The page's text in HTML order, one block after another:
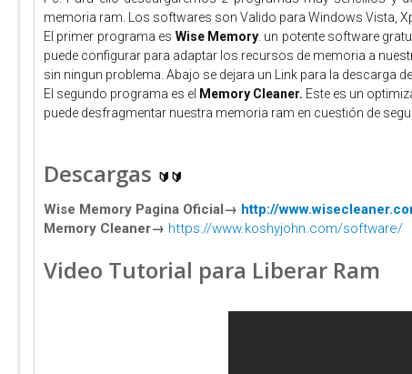
memoria ram. Los softwares son Valido para Windows Vista,
El primer programa es Wise Memory. un potente software
puede configurar para adaptar los recursos de memoria a
sin ningun problema. Abajo se dejara un Link para la descarga
El segundo programa es el Memory Cleaner. Este es un
puede desfragmentar nuestra memoria ram en cuestión de
Descargas 🔰🔰
Wise Memory Pagina Oficial→ http://
Memory Cleaner→ https://www.koshyjohn.com/software/
Video Tutorial para Liberar Ram